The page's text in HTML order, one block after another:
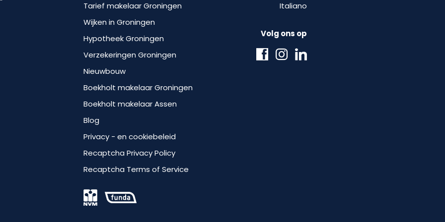
Tarief makelaar Groningen
Wijken in Groningen
Hypotheek Groningen
Verzekeringen Groningen
Nieuwbouw
Boekholt makelaar Groningen
Boekholt makelaar Assen
Blog
Privacy - en cookiebeleid
Recaptcha Privacy Policy
Recaptcha Terms of Service
Italiano
Volg ons op